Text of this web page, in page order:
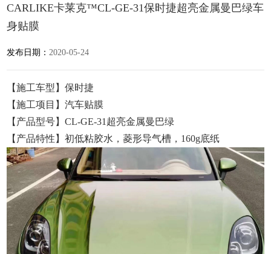
CARLIKE卡莱克™CL-GE-31保时捷超亮金属曼巴绿车
身贴膜
发布日期： 2020-05-24
【施工车型】保时捷
【施工项目】汽车贴膜
【产品型号】CL-GE-31超亮金属曼巴绿
【产品特性】初低粘胶水，菱形导气槽，160g底纸